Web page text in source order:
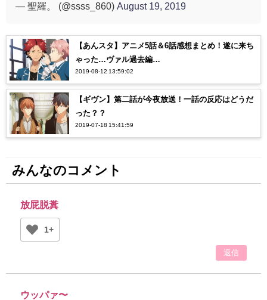
— 聖羅。 (@ssss_860) August 19, 2019
【あんスタ】アニメ5話＆6話感想まとめ！遂に来ち
ゃった…ヴァル過去編…
2019-08-12 13:59:02
【ギヴン】第二話が今夜放送！一話の反応はどうだ
った？？
2019-07-18 15:41:59
みんなのコメント
放屁脱糞
1+
返信
ウッパァ〜